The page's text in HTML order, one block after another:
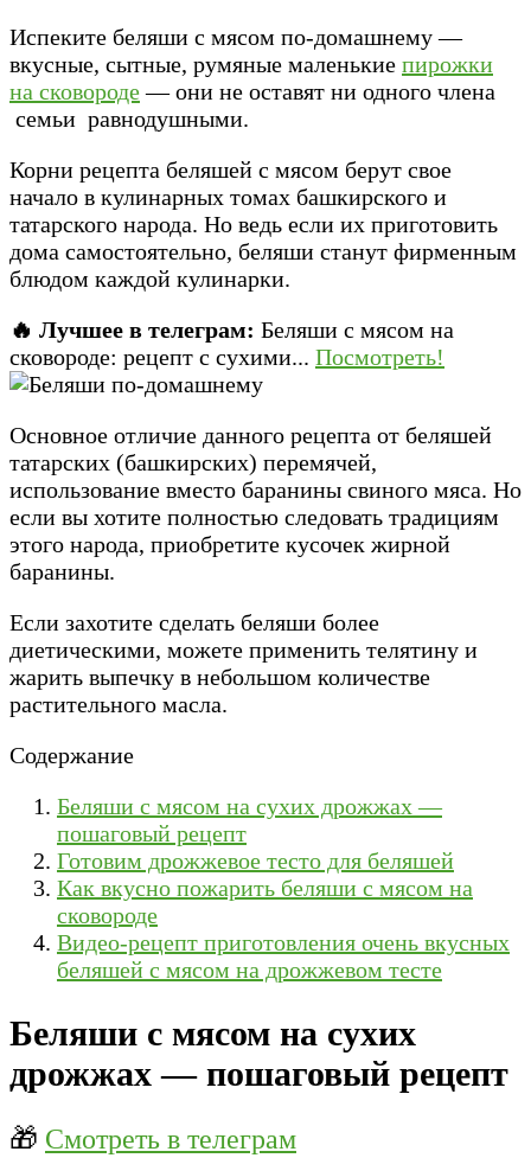
Испеките беляши с мясом по-домашнему —
вкусные, сытные, румяные маленькие пирожки
на сковороде— они не оставят ни одного члена
семьи равнодушными.
Корни рецепта беляшей с мясом берут свое
начало в кулинарных томах башкирского и
татарского народа. Но ведь если их приготовить
дома самостоятельно, беляши станут фирменным
блюдом каждой кулинарки.
🔥 Лучшее в телеграм: Беляши с мясом на
сковороде: рецепт с сухими... Посмотреть!
Основное отличие данного рецепта от беляшей
татарских (башкирских) перемячей,
использование вместо баранины свиного мяса. Но
если вы хотите полностью следовать традициям
этого народа, приобретите кусочек жирной
баранины.
Если захотите сделать беляши более
диетическими, можете применить телятину и
жарить выпечку в небольшом количестве
растительного масла.
Содержание
Беляши с мясом на сухих дрожжах —
пошаговый рецепт
Готовим дрожжевое тесто для беляшей
Как вкусно пожарить беляши с мясом на
сковороде
Видео-рецепт приготовления очень вкусных
беляшей с мясом на дрожжевом тесте
Беляши с мясом на сухих
дрожжах — пошаговый рецепт
🎁 Смотреть в телеграм